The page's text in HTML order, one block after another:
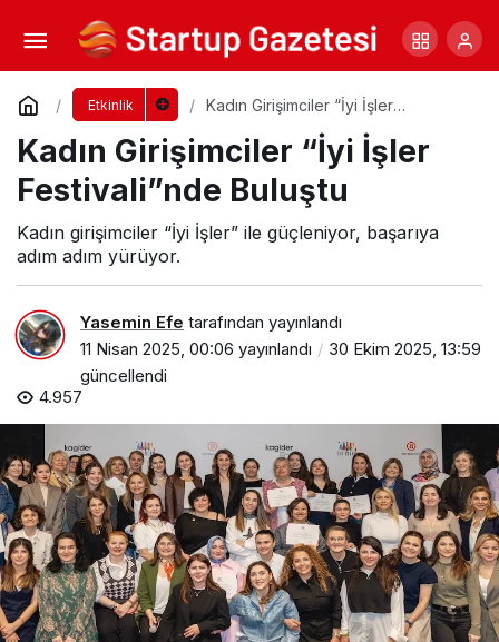
Etkinlik
Kadın Girişimciler “İyi İşler
Kadın Girişimciler “İyi İşler
Festivali”nde Buluştu
Kadın girişimciler “İyi İşler” ile güçleniyor, başarıya
adım adım yürüyor.
Yasemin Efe tarafından yayınlandı
11 Nisan 2025, 00:06 yayınlandı
30 Ekim 2025, 13:59
güncellendi
4.957
Dünya Pazarlama Zirvesi 2025
Yorum Yap